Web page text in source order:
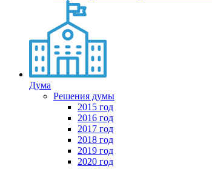
Дума
Решения думы
2015 год
2016 год
2017 год
2018 год
2019 год
2020 год